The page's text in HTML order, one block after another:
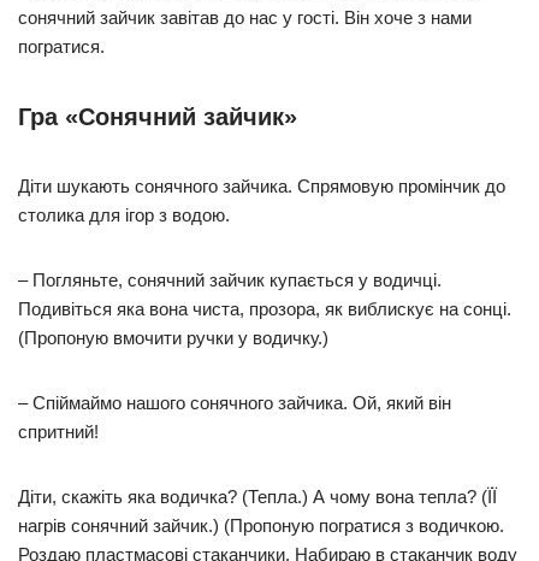
сонячний зайчик завітав до нас у гості. Він хоче з нами
погратися.
Гра «Сонячний зайчик»
Діти шукають сонячного зайчика. Спрямовую промінчик до
столика для ігор з водою.
– Погляньте, сонячний зайчик купається у водичці.
Подивіться яка вона чиста, прозора, як виблискує на сонці.
(Пропоную вмочити ручки у водичку.)
– Спіймаймо нашого сонячного зайчика. Ой, який він
спритний!
Діти, скажіть яка водичка? (Тепла.) А чому вона тепла? (ЇЇ
нагрів сонячний зайчик.) (Пропоную погратися з водичкою.
Роздаю пластмасові стаканчики. Набираю в стаканчик воду